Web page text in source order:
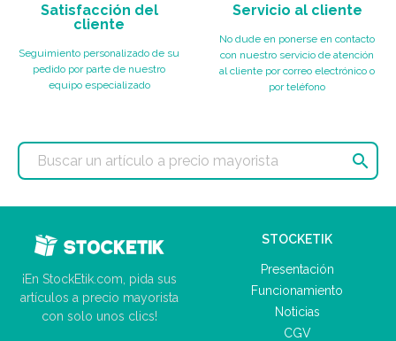
Satisfacción del
cliente
Seguimiento personalizado de su
pedido por parte de nuestro
equipo especializado
Servicio al cliente
No dude en ponerse en contacto
con nuestro servicio de atención
al cliente por correo electrónico o
por teléfono

¡En StockEtik.com, pida sus
artículos a precio mayorista
con solo unos clics!
STOCKETIK
Presentación
Funcionamiento
Noticias
CGV